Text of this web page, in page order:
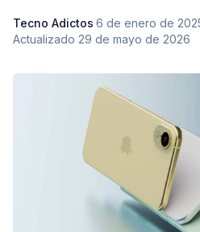
Tecno Adictos·6 de enero de
Actualizado 29 de mayo de 2026